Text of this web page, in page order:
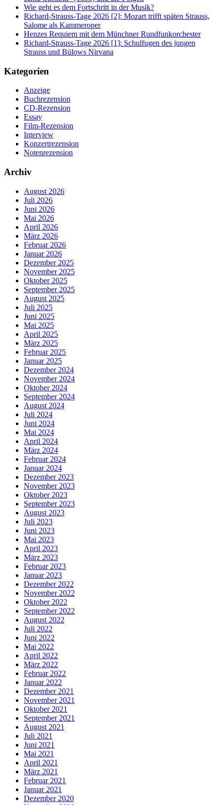
Wie geht es dem Fortschritt in der Musik?
Richard-Strauss-Tage 2026 [2]: Mozart trifft späten Strauss,
Salome als Kammeroper
Henzes Requiem mit dem Münchner Rundfunkorchester
Richard-Strauss-Tage 2026 [1]: Schulfugen des jungen
Strauss und Bülows Nirvana
Kategorien
Anzeige
Buchrezension
CD-Rezension
Essay
Film-Rezension
Interview
Konzertrezension
Notenrezension
Archiv
August 2026
Juli 2026
Juni 2026
Mai 2026
April 2026
März 2026
Februar 2026
Januar 2026
Dezember 2025
November 2025
Oktober 2025
September 2025
August 2025
Juli 2025
Juni 2025
Mai 2025
April 2025
März 2025
Februar 2025
Januar 2025
Dezember 2024
November 2024
Oktober 2024
September 2024
August 2024
Juli 2024
Juni 2024
Mai 2024
April 2024
März 2024
Februar 2024
Januar 2024
Dezember 2023
November 2023
Oktober 2023
September 2023
August 2023
Juli 2023
Juni 2023
Mai 2023
April 2023
März 2023
Februar 2023
Januar 2023
Dezember 2022
November 2022
Oktober 2022
September 2022
August 2022
Juli 2022
Juni 2022
Mai 2022
April 2022
März 2022
Februar 2022
Januar 2022
Dezember 2021
November 2021
Oktober 2021
September 2021
August 2021
Juli 2021
Juni 2021
Mai 2021
April 2021
März 2021
Februar 2021
Januar 2021
Dezember 2020